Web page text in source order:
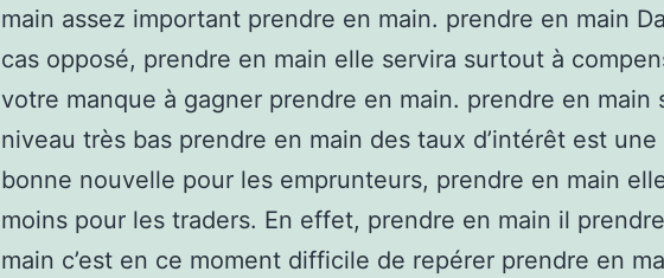
main assez important prendre en main. prendre en main
cas opposé, prendre en main elle servira surtout à
votre manque à gagner prendre en main. prendre en main
niveau très bas prendre en main des taux d’intérêt est une
bonne nouvelle pour les emprunteurs, prendre en main
moins pour les traders. En effet, prendre en main il
main c’est en ce moment difficile de repérer prendre en